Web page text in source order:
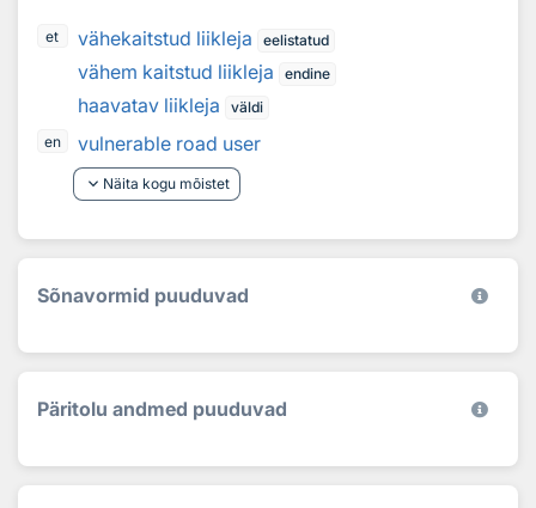
et vähekaitstud liikleja eelistatud
vähem kaitstud liikleja endine
haavatav liikleja
väldi
en
vulnerable road user
keyboard_arrow_down Näita kogu mõistet
Sõnavormid puuduvad
Päritolu andmed puuduvad